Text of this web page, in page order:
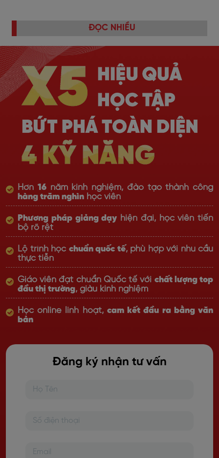
ĐỌC NHIỀU
Hơn 16năm kinh nghiệm, đào tạo thành công
hàng trăm nghìn học viên
Phương pháp giảng dạy hiện đại, học viên tiến
bộ rõ rệt
Lộ trình học chuẩn quốc tế, phù hợp với nhu cầu
thực tiễn
Giáo viên đạt chuẩn Quốc tế với chất lượng top
đầu thị trường, giàu kinh nghiệm
Học online linh hoạt, cam kết đầu ra bằng văn
bản
Đăng ký nhận tư vấn